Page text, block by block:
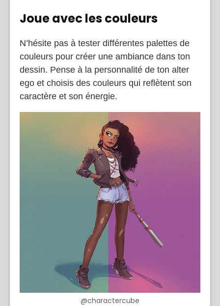
Joue avec les couleurs
N’hésite pas à tester différentes palettes de
couleurs pour créer une ambiance dans ton
dessin. Pense à la personnalité de ton alter
ego et choisis des couleurs qui reflètent son
caractère et son énergie.
@charactercube